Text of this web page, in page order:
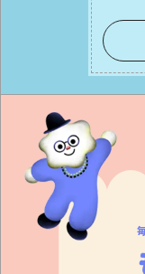
⾝や疲
時間を使
ネルギ
変えまし